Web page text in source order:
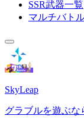
SSR武器一覧
マルチバト
SkyLeap
グラブルを遊ぶな